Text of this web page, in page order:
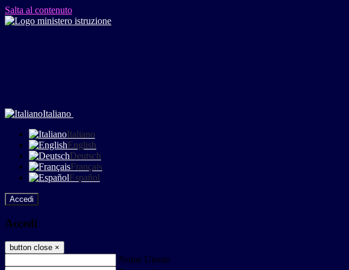
Salta al contenuto
Italiano
Italiano
English
Deutsch
Français
Español
Accedi
Accedi
button close ×
Nome Utente